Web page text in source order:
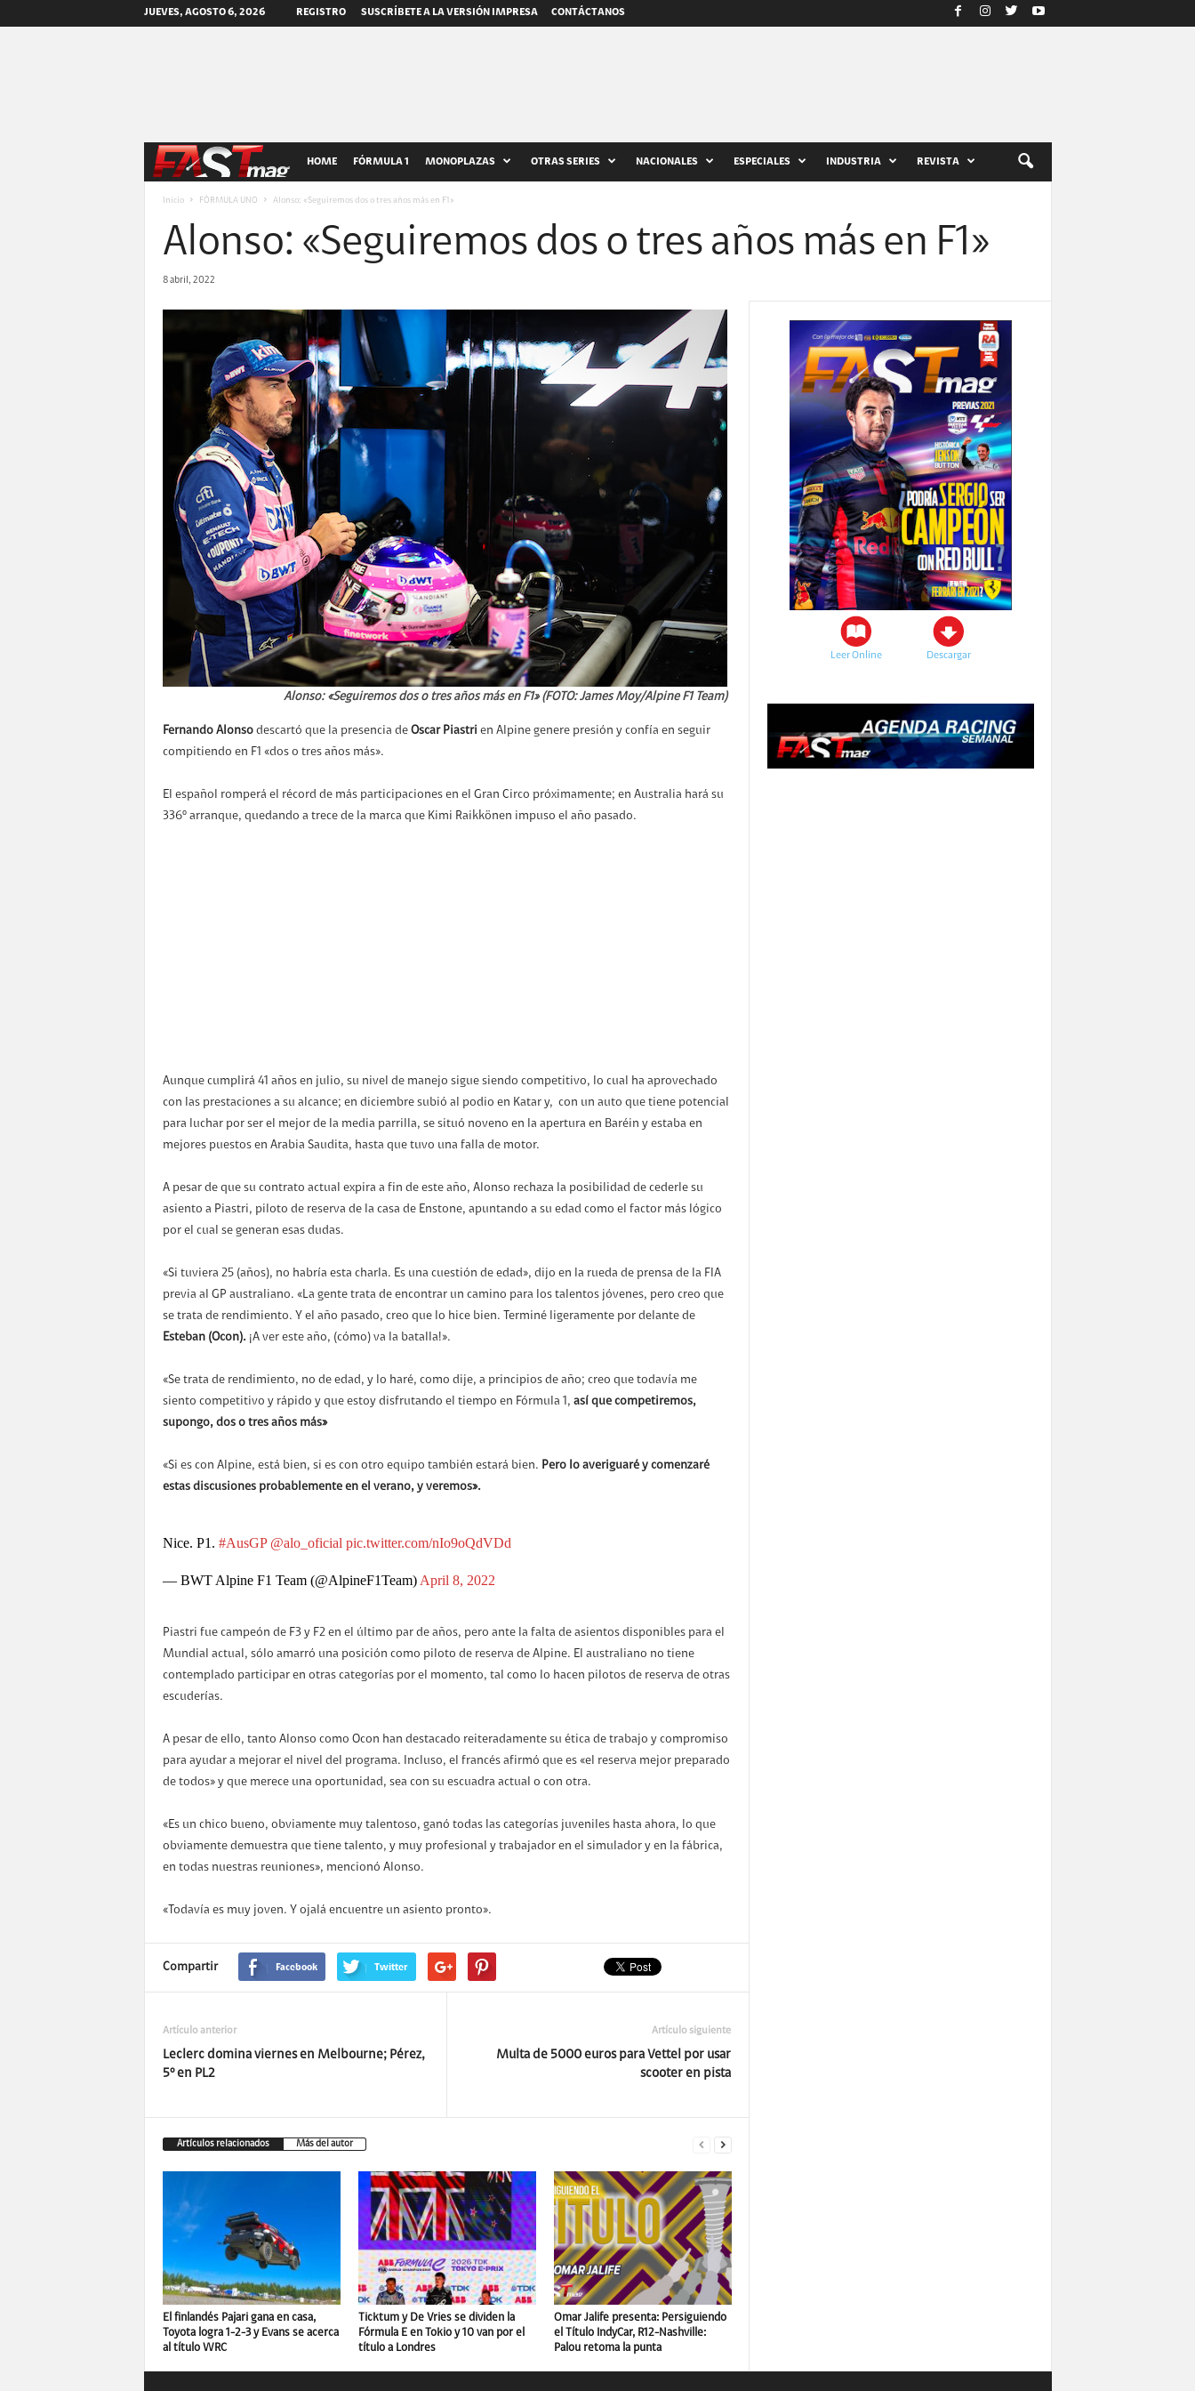
JUEVES, AGOSTO 6, 2026 REGISTRO SUSCRÍBETE A LA VERSIÓN IMPRESA CONTÁCTANOS
A
m
a
g
HOME FÓRMULA 1 MONOPLAZAS OTRAS SERIES NACIONALES ESPECIALES INDUSTRIA REVISTA
Inicio FÓRMULA UNO Alonso: «Seguiremos dos o tres años más en F1»
Alonso: «Seguiremos dos o tres años más en F1»
8 abril, 2022
Alonso: «Seguiremos dos o tres años más en F1» (FOTO: James Moy/Alpine F1 Team)
Fernando Alonsodescartó que la presencia deOscar Piastri en Alpine genere presión y confía en seguir
compitiendo en F1 «dos o tres años más».
El español romperá el récord de más participaciones en el Gran Circo próximamente; en Australia hará su
336º arranque, quedando a trece de la marca que Kimi Raikkönen impuso el año pasado.
Aunque cumplirá 41 años en julio, su nivel de manejo sigue siendo competitivo, lo cual ha aprovechado
con las prestaciones a su alcance; en diciembre subió al podio en Katar y, con un auto que tiene potencial
para luchar por ser el mejor de la media parrilla, se situó noveno en la apertura en Baréin y estaba en
mejores puestos en Arabia Saudita, hasta que tuvo una falla de motor.
A pesar de que su contrato actual expira a fin de este año, Alonso rechaza la posibilidad de cederle su
asiento a Piastri, piloto de reserva de la casa de Enstone, apuntando a su edad como el factor más lógico
por el cual se generan esas dudas.
«Si tuviera 25 (años), no habría esta charla. Es una cuestión de edad», dijo en la rueda de prensa de la FIA
previa al GP australiano. «La gente trata de encontrar un camino para los talentos jóvenes, pero creo que
se trata de rendimiento. Y el año pasado, creo que lo hice bien. Terminé ligeramente por delante de
Esteban (Ocon). ¡A ver este año, (cómo) va la batalla!».
«Se trata de rendimiento, no de edad, y lo haré, como dije, a principios de año; creo que todavía me
siento competitivo y rápido y que estoy disfrutando el tiempo en Fórmula 1, así que competiremos,
supongo, dos o tres años más»
«Si es con Alpine, está bien, si es con otro equipo también estará bien. Pero lo averiguaré y comenzaré
estas discusiones probablemente en el verano, y veremos».
Nice. P1. #AusGP @alo_oficial pic.twitter.com/nIo9oQdVDd
— BWT Alpine F1 Team (@AlpineF1Team) April 8, 2022
Piastri fue campeón de F3 y F2 en el último par de años, pero ante la falta de asientos disponibles para el
Mundial actual, sólo amarró una posición como piloto de reserva de Alpine. El australiano no tiene
contemplado participar en otras categorías por el momento, tal como lo hacen pilotos de reserva de otras
escuderías.
A pesar de ello, tanto Alonso como Ocon han destacado reiteradamente su ética de trabajo y compromiso
para ayudar a mejorar el nivel del programa. Incluso, el francés afirmó que es «el reserva mejor preparado
de todos» y que merece una oportunidad, sea con su escuadra actual o con otra.
«Es un chico bueno, obviamente muy talentoso, ganó todas las categorías juveniles hasta ahora, lo que
obviamente demuestra que tiene talento, y muy profesional y trabajador en el simulador y en la fábrica,
en todas nuestras reuniones», mencionó Alonso.
«Todavía es muy joven. Y ojalá encuentre un asiento pronto».
Compartir Facebook Twitter
Artículo anterior
Leclerc domina viernes en Melbourne; Pérez,
5º en PL2
Artículo siguiente
Multa de 5000 euros para Vettel por usar
scooter en pista
Artículos relacionados Más del autor
El finlandés Pajari gana en casa,
Toyota logra 1-2-3 y Evans se acerca
al título WRC
Ticktum y De Vries se dividen la
Fórmula E en Tokio y 10 van por el
título a Londres
Omar Jalife presenta: Persiguiendo
el Título IndyCar, R12-Nashville:
Palou retoma la punta
Leer Online Descargar